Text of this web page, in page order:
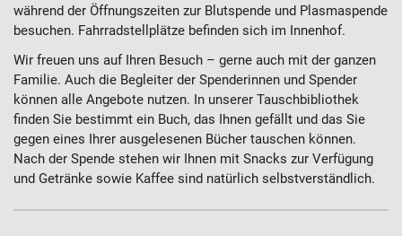
während der Öffnungszeiten zur Blutspende und Plasmaspende
besuchen. Fahrradstellplätze befinden sich im Innenhof.
Wir freuen uns auf Ihren Besuch – gerne auch mit der ganzen
Familie. Auch die Begleiter der Spenderinnen und Spender
können alle Angebote nutzen. In unserer Tauschbibliothek
finden Sie bestimmt ein Buch, das Ihnen gefällt und das Sie
gegen eines Ihrer ausgelesenen Bücher tauschen können.
Nach der Spende stehen wir Ihnen mit Snacks zur Verfügung
und Getränke sowie Kaffee sind natürlich selbstverständlich.